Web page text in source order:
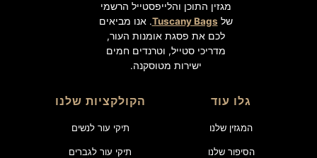
מגזין התוכן והלייפסטייל הרשמי
של Tuscany Bags. אנו מביאים
לכם את פסגת אומנות העור,
מדריכי סטייל, וטרנדים חמים
ישירות מטוסקנה.
גלו עוד
המגזין שלנו
הסיפור שלנו
הקולקציות שלנו
תיקי עור לנשים
תיקי עור לגברים